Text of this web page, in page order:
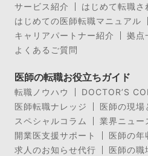
サービス紹介
はじめて転職さ
はじめての医師転職マニュアル
キャリアパートナー紹介
拠点
よくあるご質問
医師の転職お役立ちガイド
転職ノウハウ
DOCTOR’S
医師転職ナレッジ
医師の現場
スペシャルコラム
業界ニュー
開業医支援サポート
医師の年
求人のお知らせ代行
医師の職